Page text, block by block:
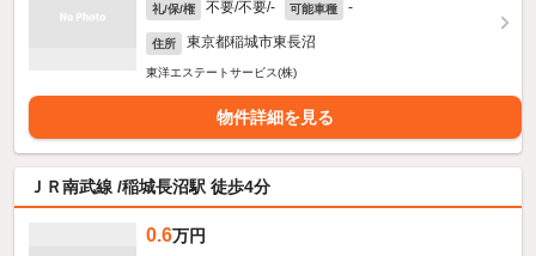
礼/保/権 不要/不要/- 可能車種 -
住所 東京都稲城市東長沼
東洋エステートサービス(株)
物件詳細を見る
ＪＲ南武線 /稲城長沼駅 徒歩4分
0.6万円